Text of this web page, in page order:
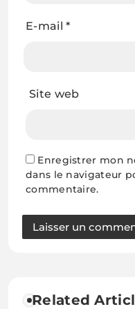
E-mail*
Site web
Enregistrer mon
dans le navigateur
commentaire.
Related